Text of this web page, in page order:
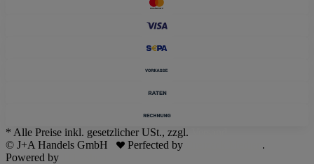
* Alle Preise inkl. gesetzlicher USt., zzgl.
© J+A Handels GmbH
Perfected by
.
Powered by